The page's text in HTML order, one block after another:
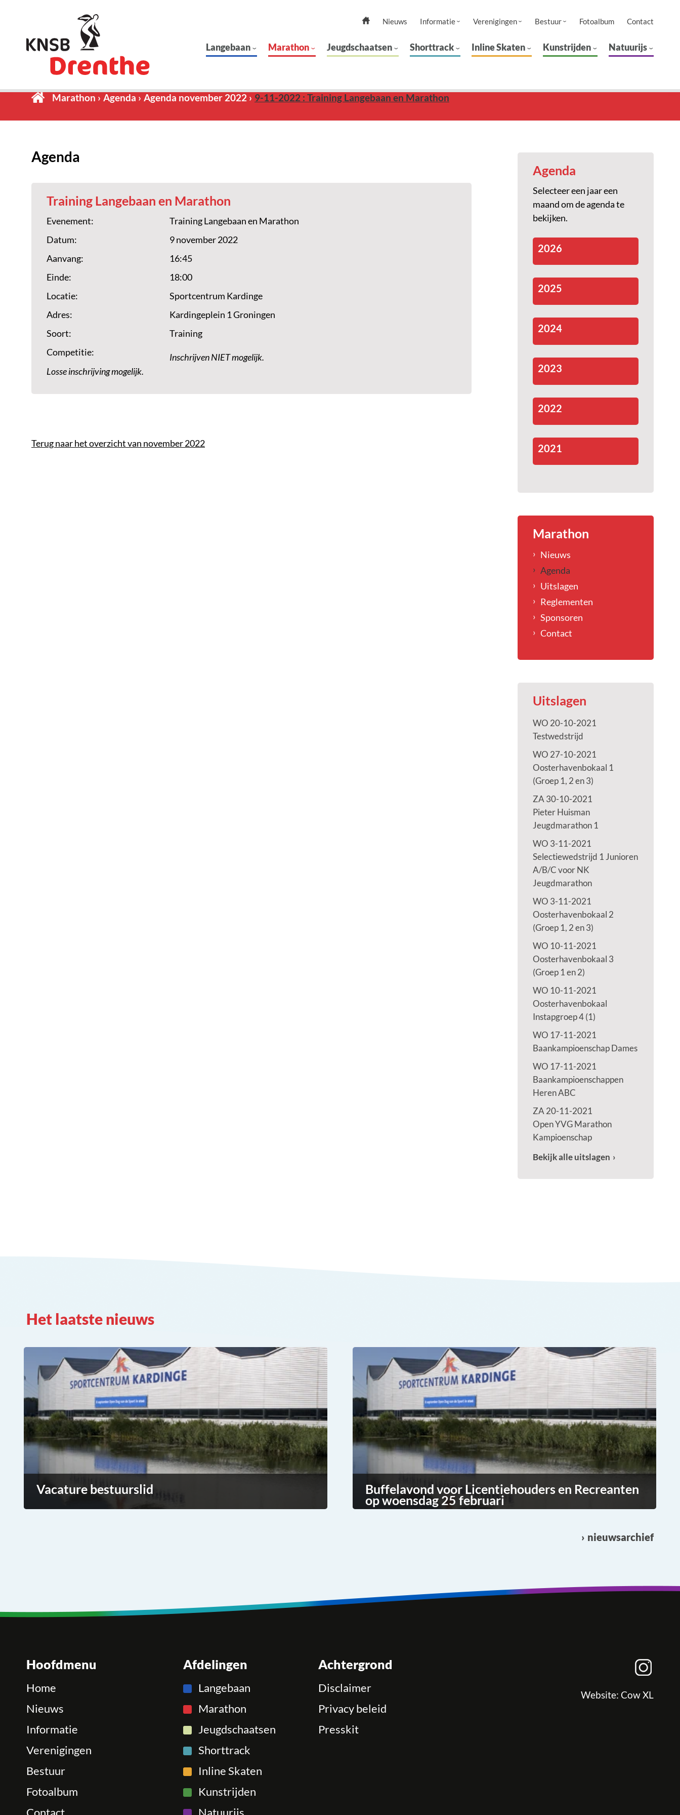
Nieuws Informatie Verenigingen Bestuur Fotoalbum Contact
Langebaan Marathon Jeugdschaatsen Shorttrack Inline Skaten Kunstrijden Natuurijs
Marathon Agenda Agenda november 2022 9-11-2022 : Training Langebaan en Marathon
Agenda
Training Langebaan en Marathon
Evenement:
Training Langebaan en Marathon
Datum:
9 november 2022
Aanvang:
16:45
Einde:
18:00
Locatie:
Sportcentrum Kardinge
Adres:
Kardingeplein 1 Groningen
Soort:
Training
Competitie:
Inschrijven NIET mogelijk.
Losse inschrijving mogelijk.
Terug naar het overzicht van november 2022
Agenda
Selecteer een jaar een
maand om de agenda te
bekijken.
2026
2025
2024
2023
2022
2021
Marathon
Nieuws
Agenda
Uitslagen
Reglementen
Sponsoren
Contact
Uitslagen
WO 20-10-2021
Testwedstrijd
WO 27-10-2021
Oosterhavenbokaal 1
(Groep 1, 2 en 3)
ZA 30-10-2021
Pieter Huisman
Jeugdmarathon 1
WO 3-11-2021
Selectiewedstrijd 1 Junioren
A/B/C voor NK
Jeugdmarathon
WO 3-11-2021
Oosterhavenbokaal 2
(Groep 1, 2 en 3)
WO 10-11-2021
Oosterhavenbokaal 3
(Groep 1 en 2)
WO 10-11-2021
Oosterhavenbokaal
Instapgroep 4 (1)
WO 17-11-2021
Baankampioenschap Dames
WO 17-11-2021
Baankampioenschappen
Heren ABC
ZA 20-11-2021
Open YVG Marathon
Kampioenschap
Bekijk alle uitslagen
Het laatste nieuws
Vacature bestuurslid Buffelavond voor Licentiehouders en Recreanten
op woensdag 25 februari
nieuwsarchief
Hoofdmenu
Home
Nieuws
Informatie
Verenigingen
Bestuur
Fotoalbum
Contact
Afdelingen
Langebaan
Marathon
Jeugdschaatsen
Shorttrack
Inline Skaten
Kunstrijden
Natuurijs
Achtergrond
Disclaimer
Privacy beleid
Presskit
Website: Cow XL